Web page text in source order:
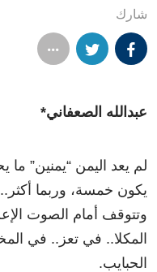
شارك
عبدالله الصعفاني*
لم يعد اليمن “يمنين” ما
يكون خمسة، وربما
وتتوقف أمام الصوت
المكلا.. في تعز.. في
الحبايب.